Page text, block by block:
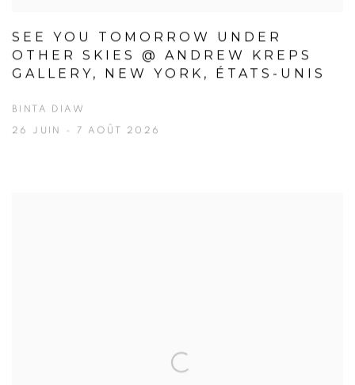
SEE YOU TOMORROW UNDER
OTHER SKIES @ ANDREW KREPS
GALLERY, NEW YORK, ÉTATS-UNIS
BINTA DIAW
26 JUIN - 7 AOÛT 2026